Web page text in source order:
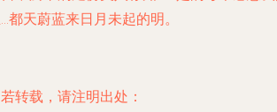
都天蔚蓝来日月未起的明。
转载，请注明出处：